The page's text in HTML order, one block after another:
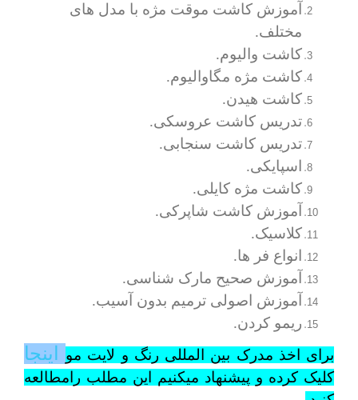
آموزش کاشت موقت مژه با مدل های
مختلف.
کاشت والیوم.
کاشت مژه مگاوالیوم.
کاشت هیدن.
تدریس کاشت عروسکی.
تدریس کاشت سنجابی.
اسپایکی.
کاشت مژه کایلی.
آموزش کاشت شاپرکی.
کلاسیک.
انواع فر ها.
آموزش صحیح مارک شناسی.
آموزش اصولی ترمیم بدون آسیب.
ریمو کردن.
برای اخذ مدرک بین المللی رنگ و لایت مو
اینجا
کلیک کرده و پیشنهاد میکنیم این مطلب رامطالعه